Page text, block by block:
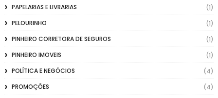
PAPELARIAS E LIVRARIAS
(1)
PELOURINHO
(1)
PINHEIRO CORRETORA DE SEGUROS
(1)
PINHEIRO IMOVEIS
(1)
POLÍTICA E NEGÓCIOS
(4)
PROMOÇÕES
(4)